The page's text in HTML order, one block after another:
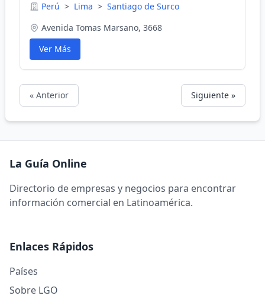
Perú > Lima > Santiago de Surco
Avenida Tomas Marsano, 3668
Ver Más
« Anterior Siguiente »
La Guía Online
Directorio de empresas y negocios para encontrar
información comercial en Latinoamérica.
Enlaces Rápidos
Países
Sobre LGO